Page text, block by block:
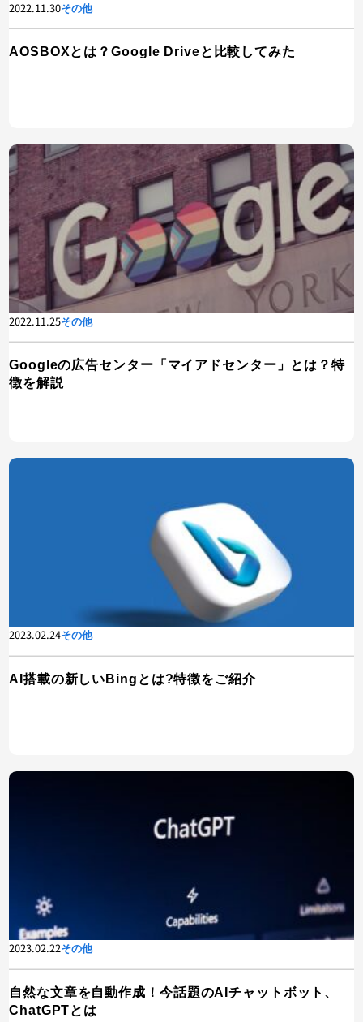
2022.11.30その他
AOSBOXとは？Google Driveと比較してみた
2022.11.25その他
Googleの広告センター「マイアドセンター」とは？特
徴を解説
2023.02.24その他
AI搭載の新しいBingとは?特徴をご紹介
2023.02.22その他
自然な文章を自動作成！今話題のAIチャットボット、
ChatGPTとは